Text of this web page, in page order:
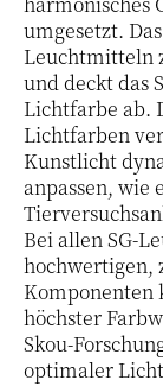
umgesetzt.
Leuchtmitteln
und deckt das
Lichtfarbe ab.
Lichtfarben
Kunstlicht
anpassen, wie
Bei allen SG-
hochwertigen,
Komponenten
höchster
Skou-
optimaler